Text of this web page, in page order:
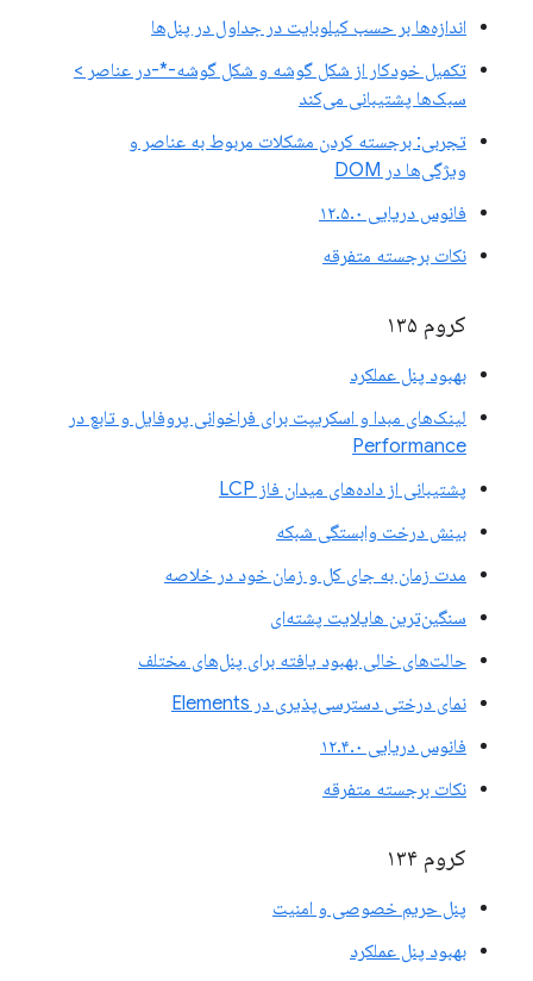
اندازه‌ها بر حسب کیلوبایت در جداول در پنل‌ها
تکمیل خودکار از شکل گوشه و شکل گوشه-*-در عناصر >
سبک‌ها پشتیبانی می‌کند
تجربی: برجسته کردن مشکلات مربوط به عناصر و
ویژگی‌ها در DOM
فانوس دریایی ۱۲.۵.۰
نکات برجسته متفرقه
کروم ۱۳۵
بهبود پنل عملکرد
لینک‌های مبدا و اسکریپت برای فراخوانی پروفایل و تابع در
Performance
پشتیبانی از داده‌های میدان فاز LCP
بینش درخت وابستگی شبکه
مدت زمان به جای کل و زمان خود در خلاصه
سنگین‌ترین هایلایت پشته‌ای
حالت‌های خالی بهبود یافته برای پنل‌های مختلف
نمای درختی دسترسی‌پذیری در Elements
فانوس دریایی ۱۲.۴.۰
نکات برجسته متفرقه
کروم ۱۳۴
پنل حریم خصوصی و امنیت
بهبود پنل عملکرد